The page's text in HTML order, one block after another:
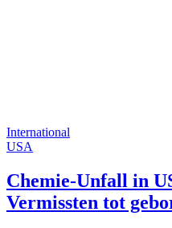
International
USA
Chemie-Unfall in
Vermissten tot